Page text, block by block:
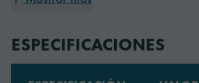
puede ayudar a ahorrar en costes
ESPECIFICACIONES